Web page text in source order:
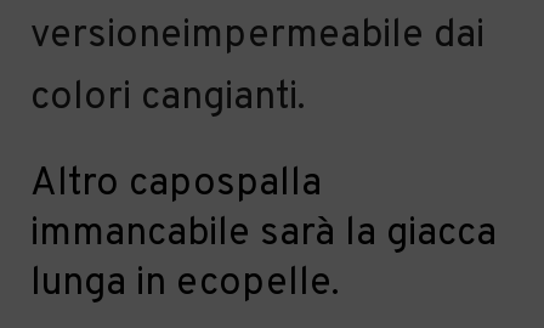
versioneimpermeabile dai
colori cangianti.
Altro capospalla
immancabile sarà la giacca
lunga in ecopelle.